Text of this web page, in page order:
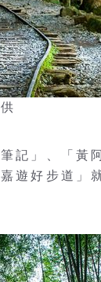
記」、「黃
遊好步道」